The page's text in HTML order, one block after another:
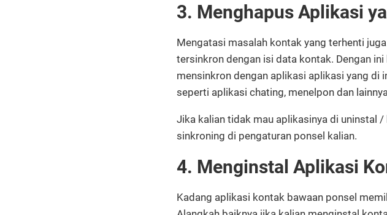
3. Menghapus Aplikasi
Mengatasi masalah kontak yang terhenti
tersinkron dengan isi data kontak. Dengan
mensinkron dengan aplikasi aplikasi yang di
seperti aplikasi chating, menelpon dan
Jika kalian tidak mau aplikasinya di uninstal
sinkroning di pengaturan ponsel kalian.
4. Menginstal Aplikasi
Kadang aplikasi kontak bawaan ponsel